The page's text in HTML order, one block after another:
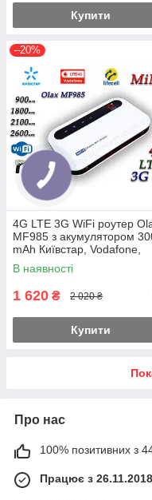
Купити
–20%
4G LTE 3G WiFi роутер
MF985 з акумулятором
mAh Київстар, Vodafone,
Lifecell MiMo
В наявності
1 620 ₴ 2 020 ₴
Купити
Про нас
100% позитивних з
Працює з 26.11.2018